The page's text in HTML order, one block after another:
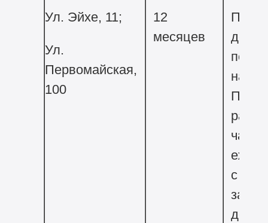
Ул. Эйхе, 11;
Ул.
Первомайская,
100
12
месяцев
на
с